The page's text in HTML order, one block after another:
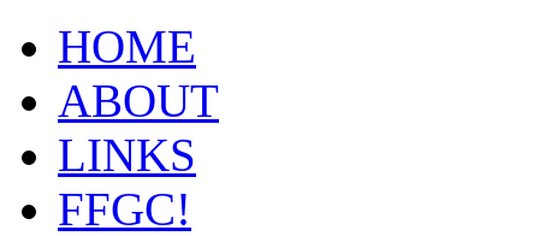
HOME
ABOUT
LINKS
FFGC!